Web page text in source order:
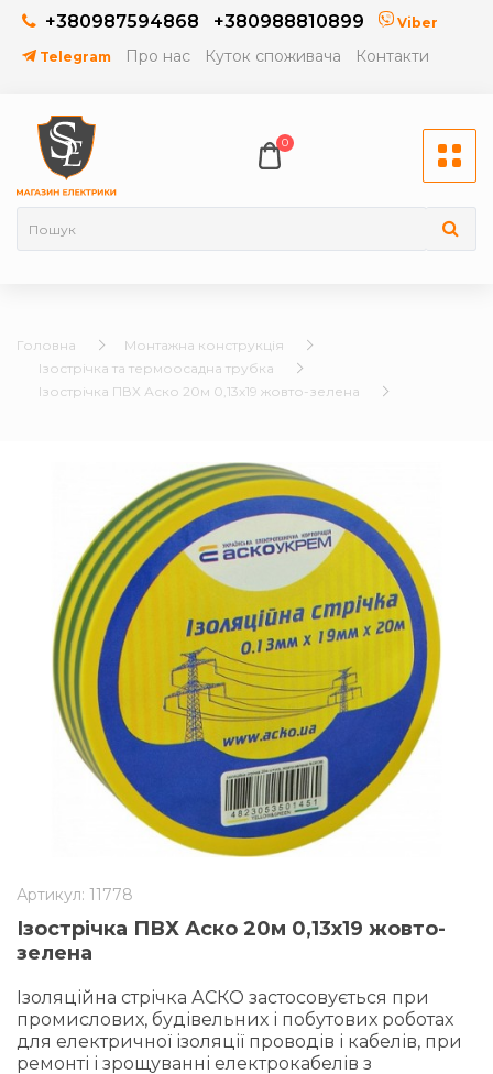
+380987594868 +380988810899 Viber
Telegram Про нас Куток споживача Контакти
0
Головна
Монтажна конструкція
Ізострічка та термоосадна трубка
Ізострічка ПВХ Аско 20м 0,13х19 жовто-зелена
Артикул: 11778
Ізострічка ПВХ Аско 20м 0,13х19 жовто-
зелена
Ізоляційна стрічка АСКО застосовується при
промислових, будівельних і побутових роботах
для електричної ізоляції проводів і кабелів, при
ремонті і зрощуванні електрокабелів з